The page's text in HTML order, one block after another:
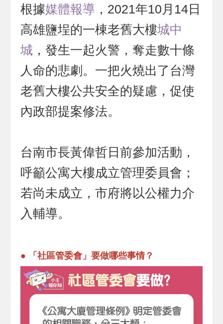
根據媒體報導 ，2021年10月14日
高雄鹽埕的一棟老舊大樓城中
城 ，發生一起火警，奪走數十條
人命的悲劇。一把火燒出了台灣
老舊大樓公共安全的疑慮，促使
內政部提案修法。
台南市長黃偉哲日前參加活動，
呼籲公寓大樓成立管理委員會；
若尚未成立，市府將以公權力介
入輔導。
● 「社區管委會」要做哪些事情？